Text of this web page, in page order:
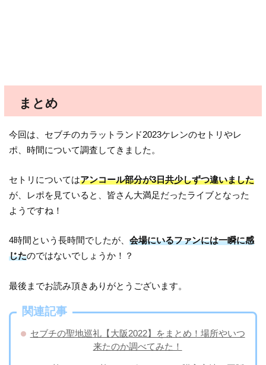
まとめ
今回は、セブチのカラットランド2023ケレンのセトリやレ
ポ、時間について調査してきました。
セトリについてはアンコール部分が3日共少しずつ違いました
が、レポを見ていると、皆さん大満足だったライブとなった
ようですね！
4時間という長時間でしたが、会場にいるファンには一瞬に感
じたのではないでしょうか！？
最後までお読み頂きありがとうございます。
関連記事
セブチの聖地巡礼【大阪2022】をまとめ！場所やいつ
来たのか調べてみた！